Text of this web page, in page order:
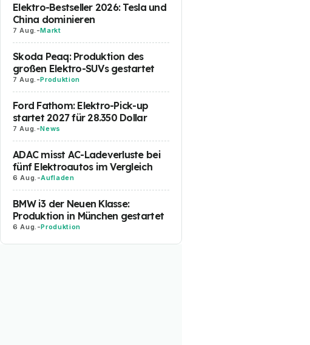
Elektro-Bestseller 2026: Tesla und
China dominieren
7 Aug. -Markt
Skoda Peaq: Produktion des
großen Elektro-SUVs gestartet
7 Aug. -Produktion
Ford Fathom: Elektro-Pick-up
startet 2027 für 28.350 Dollar
7 Aug. -News
ADAC misst AC-Ladeverluste bei
fünf Elektroautos im Vergleich
6 Aug. -Aufladen
BMW i3 der Neuen Klasse:
Produktion in München gestartet
6 Aug. -Produktion